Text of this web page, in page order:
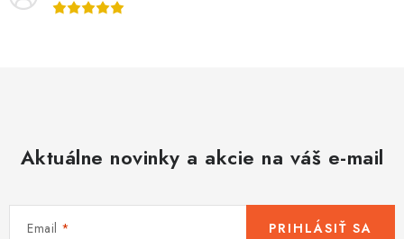
Aktuálne novinky a akcie na váš e-mail
Email PRIHLÁSIŤ SA